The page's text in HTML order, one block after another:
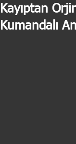
Kayıptan
Kumandalı